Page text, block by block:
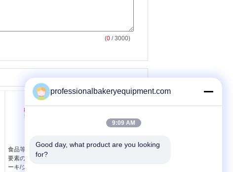
(0 / 3000)
食品等級のベーキング
要素のシリコーンのケ
ーキ/シリコーンのカッ
Stainelss の鋼鉄によっ
professionalbakeryequipment.com
9:09 AM
Good day, what product are you looking
for?